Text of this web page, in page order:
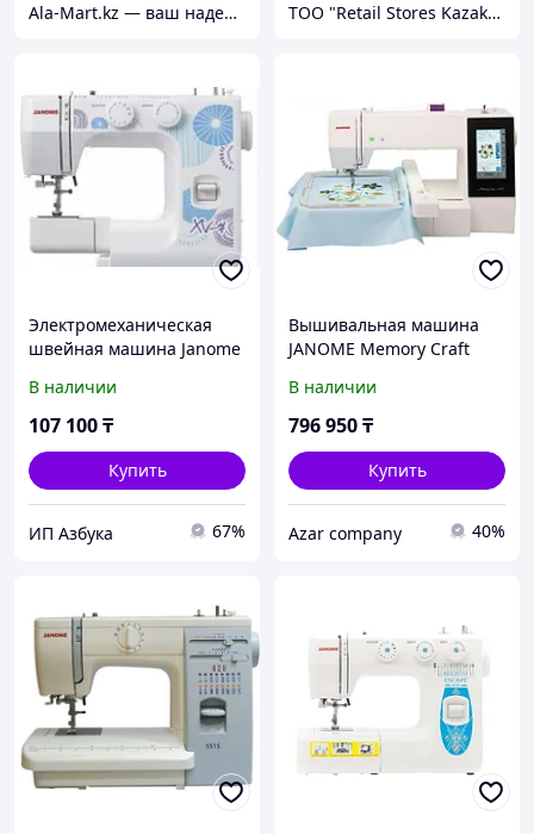
Ala-Mart.kz — ваш надежный партнер в мире качественных товаров. ТОО "Retail Stores Kazakhstan"
Электромеханическая
швейная машина Janome
В наличии
107 100₸
Купить
ИП Азбука 67%
Вышивальная машина
JANOME Memory Craft
В наличии
796 950₸
Купить
Azar company 40%